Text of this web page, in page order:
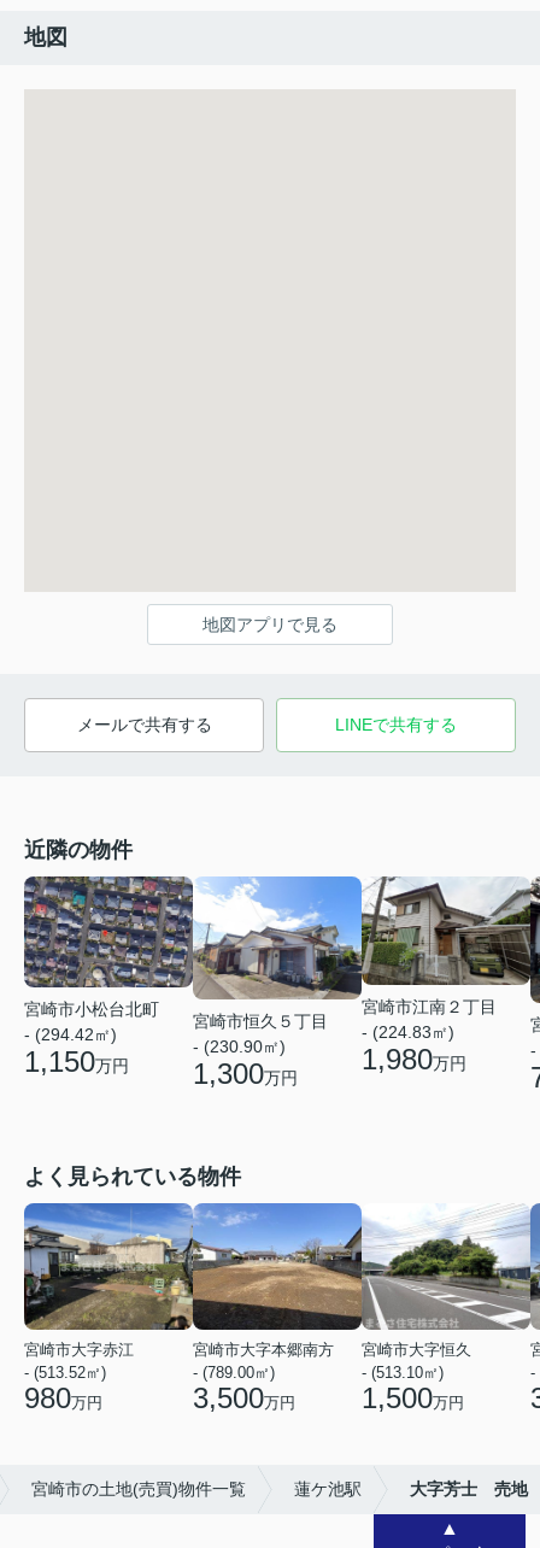
地図
地図アプリで見る
メールで共有する LINEで共有する
近隣の物件
宮崎市小松台北町
- (294.42㎡)
1,150万円
宮崎市恒久５丁目
- (230.90㎡)
1,300万円
宮崎市江南２丁目
- (224.83㎡)
1,980万円
-
よく見られている物件
宮崎市大字赤江
- (513.52㎡)
980万円
宮崎市大字本郷南方
- (789.00㎡)
3,500万円
宮崎市大字恒久
- (513.10㎡)
1,500万円
-
宮崎市の土地(売買)物件一覧 蓮ケ池駅 大字芳士 売地
▲